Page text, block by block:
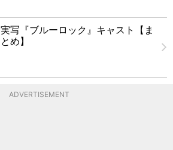
実写『ブルーロック』キャスト【ま
とめ】
ADVERTISEMENT